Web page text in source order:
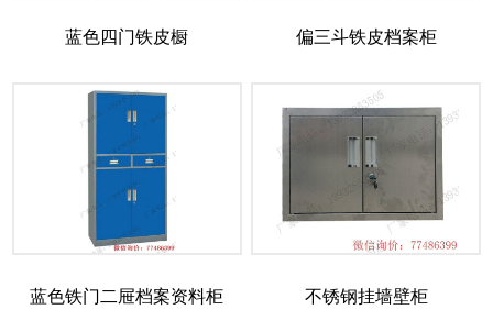
蓝色四门铁皮橱 偏三斗铁皮档案柜
蓝色铁门二屉档案资料柜 不锈钢挂墙壁柜